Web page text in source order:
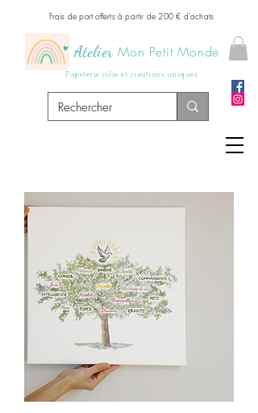
Papeterie jolie et créations uniques
Atelier Mon Petit Monde
Frais de port offerts à partir de 200 € d'achats